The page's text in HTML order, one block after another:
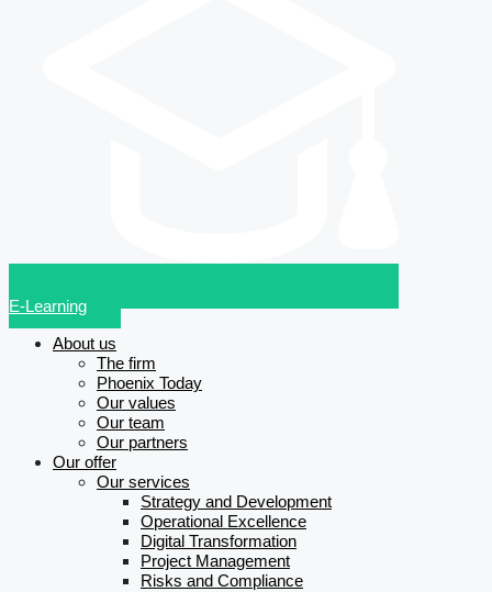
E-Learning
About us
The firm
Phoenix Today
Our values
Our team
Our partners
Our offer
Our services
Strategy and Development
Operational Excellence
Digital Transformation
Project Management
Risks and Compliance